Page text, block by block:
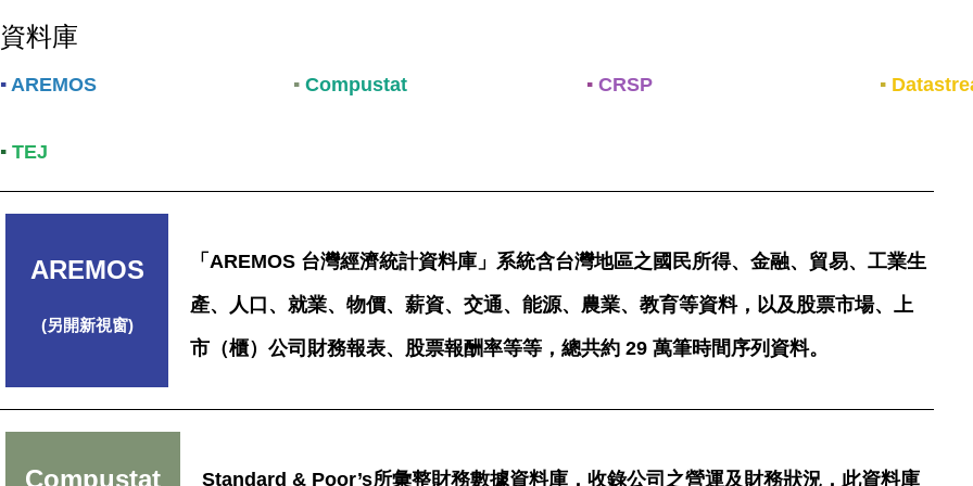
資料庫
▪ AREMOS ▪ Compustat ▪ CRSP ▪
▪ TEJ
AREMOS
(另開新視窗)
「AREMOS 台灣經濟統計資料庫」系統含台灣地區之國民所得、金融、貿易、工業生
產、人口、就業、物價、薪資、交通、能源、農業、教育等資料，以及股票市場、上
市（櫃）公司財務報表、股票報酬率等等，總共約 29 萬筆時間序列資料。
Compustat Standard & Poor’s所彙整財務數據資料庫，收錄公司之營運及財務狀況，此資料庫